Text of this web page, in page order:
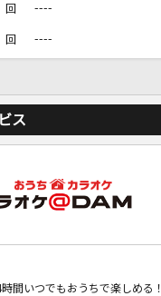
回 ----
回 ----
ス
間いつでもおうちで楽しめる！